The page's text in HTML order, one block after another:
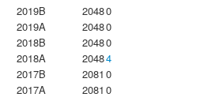
2019B
20480
2019A
20480
2018B
20480
2018A
20484
2017B
2081 0
2017A
2081 0